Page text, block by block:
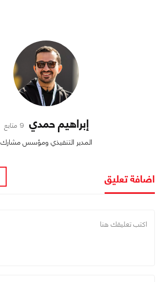
إبراهيم حمدي 9 متابع
المدير التنفيذي ومؤسس مشارك
اضافة تعليق